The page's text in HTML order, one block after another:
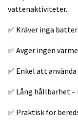
vattenaktiviteter.
✅ Kräver inga
✅ Avger ingen
✅ Enkel att
✅ Lång hållbarhet –
✅ Praktisk för